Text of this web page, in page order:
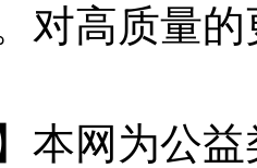
对高质量
本网为公